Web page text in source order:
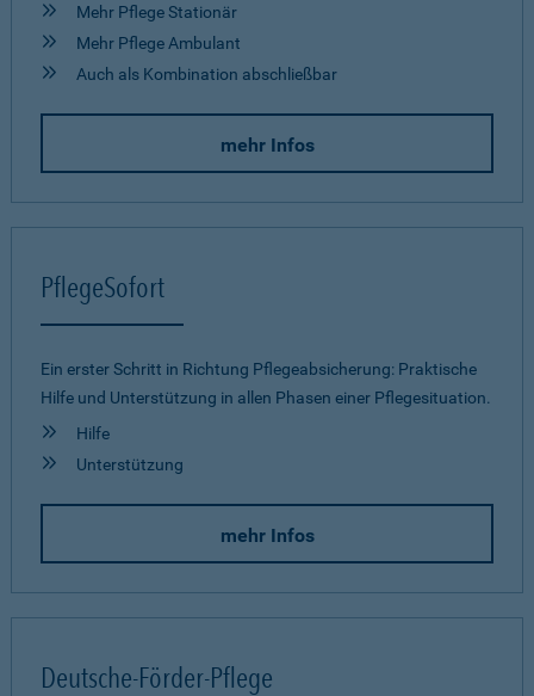
Mehr Pflege Stationär
Mehr Pflege Ambulant
Auch als Kombination abschließbar
mehr Infos
PflegeSofort
Ein erster Schritt in Richtung Pflegeab­sicherung: Praktische
Hilfe und Unterstützung in allen Phasen einer Pflegesituation.
Hilfe
Unterstützung
mehr Infos
Deutsche-Förder-Pflege